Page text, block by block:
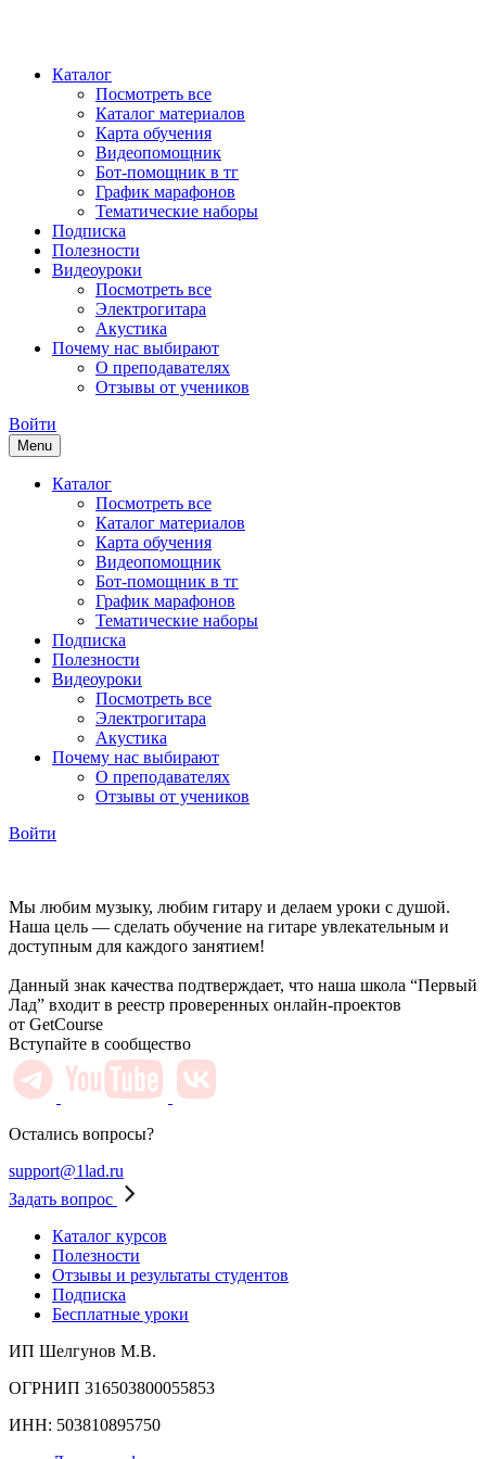
Каталог
Посмотреть все
Каталог материалов
Карта обучения
Видеопомощник
Бот-помощник в тг
График марафонов
Тематические наборы
Подписка
Полезности
Видеоуроки
Посмотреть все
Электрогитара
Акустика
Почему нас выбирают
О преподавателях
Отзывы от учеников
Войти
Menu
Каталог
Посмотреть все
Каталог материалов
Карта обучения
Видеопомощник
Бот-помощник в тг
График марафонов
Тематические наборы
Подписка
Полезности
Видеоуроки
Посмотреть все
Электрогитара
Акустика
Почему нас выбирают
О преподавателях
Отзывы от учеников
Войти
Мы любим музыку, любим гитару и делаем уроки с душой.
Наша цель — сделать обучение на гитаре увлекательным и
доступным для каждого занятием!
Данный знак качества подтверждает, что наша школа “Первый
Лад” входит в реестр проверенных онлайн-проектов
от GetCourse
Вступайте в сообщество
Остались вопросы?
support@1lad.ru
Задать вопрос
Каталог курсов
Полезности
Отзывы и результаты студентов
Подписка
Бесплатные уроки
ИП Шелгунов М.В.
ОГРНИП 316503800055853
ИНН: 503810895750